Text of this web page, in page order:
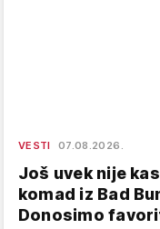
VESTI 07.08.2026.
Još uvek nije
komad iz Bad
Donosimo